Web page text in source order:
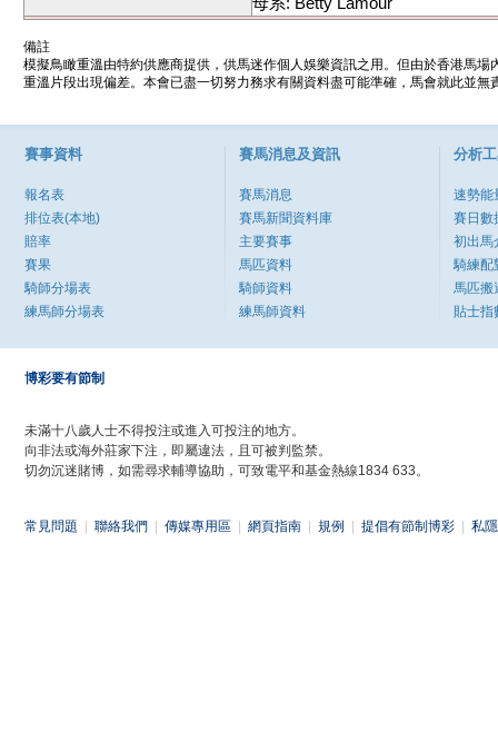
備註
模擬鳥瞰重溫由特約供應商提供，供馬迷作個人娛樂資訊之用。但由於香港馬
重溫片段出現偏差。本會已盡一切努力務求有關資料盡可能準確，馬會就此並
賽事資料
報名表
排位表(本地)
賠率
賽果
騎師分場表
練馬師分場表
賽馬消息及資訊
賽馬消息
賽馬新聞資料庫
主要賽事
馬匹資料
騎師資料
練馬師資料
分析
速勢能
賽日數
初出馬
騎練配
馬匹搬
貼士指
博彩要有節制
未滿十八歲人士不得投注或進入可投注的地方。
向非法或海外莊家下注，即屬違法，且可被判監禁。
切勿沉迷賭博，如需尋求輔導協助，可致電平和基金熱線1834 633。
常見問題 聯絡我們 傳媒專用區 網頁指南 規例 提倡有節制博彩 私